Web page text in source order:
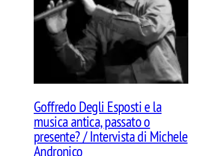
Goffredo Degli Esposti e la
musica antica, passato o
presente? / Intervista di Michele
Andronico